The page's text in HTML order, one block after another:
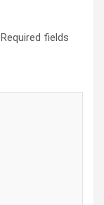
Required fields